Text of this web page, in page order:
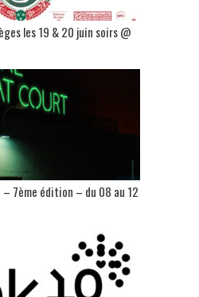
les 19 & 20 juin soirs @
7ème édition – du 08 au 12